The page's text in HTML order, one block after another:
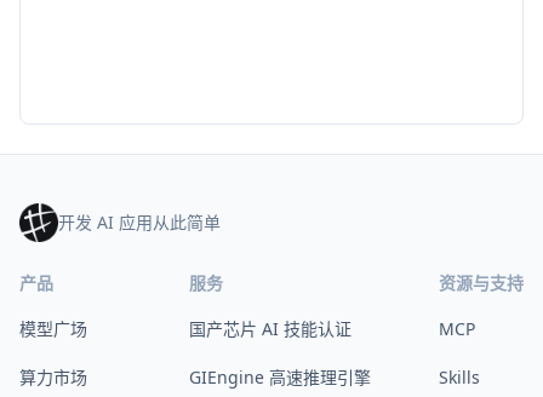
开发 AI 应用从此简单
产品
模型广场
算力市场
服务
国产芯片 AI 技能认证
GIEngine 高速推理引擎
资源与支持
MCP
Skills